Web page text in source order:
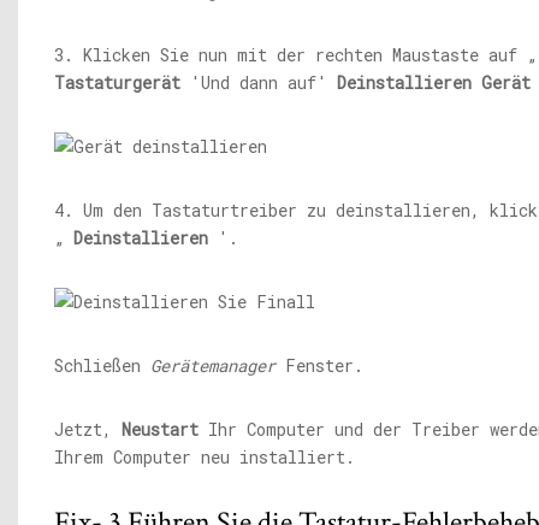
3. Klicken Sie nun mit der rechten Maustaste auf
Tastaturgerät 'Und dann auf' Deinstallieren Gerät
4. Um den Tastaturtreiber zu deinstallieren,
„ Deinstallieren '.
Schließen GerätemanagerFenster.
Jetzt, Neustart Ihr Computer und der Treiber
Ihrem Computer neu installiert.